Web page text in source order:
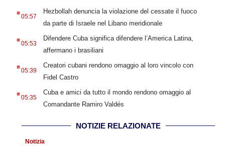
.05:57
Hezbollah denuncia la violazione del cessate il fuoco
da parte di Israele nel Libano meridionale
.05:53
Difendere Cuba significa difendere l’America Latina,
affermano i brasiliani
.05:39
Creatori cubani rendono omaggio al loro vincolo con
Fidel Castro
.05:35
Cuba e amici da tutto il mondo rendono omaggio al
Comandante Ramiro Valdés
NOTIZIE RELAZIONATE
Notizia